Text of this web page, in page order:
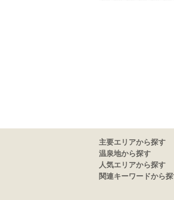
主要エリアから探す
温泉地から探す
人気エリアから探す
関連キーワードから